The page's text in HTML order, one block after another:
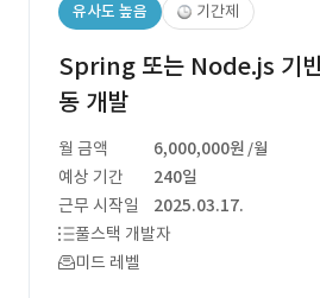
유사도 높음 기간제
Spring 또는 Node.js 기
동 개발
월 금액 6,000,000원 /월
예상 기간
240일
근무 시작일
2025.03.17.
풀스택 개발자
미드 레벨